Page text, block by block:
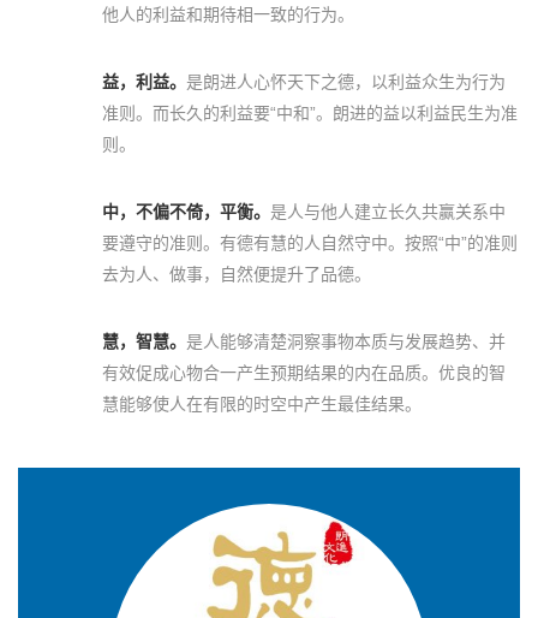
他人的利益和期待相一致的行为。
益，利益。 是朗进人心怀天下之德，以利益众生为行为
准则。而长久的利益要“中和”。朗进的益以利益民生为准
则。
中，不偏不倚，平衡。 是人与他人建立长久共赢关系中
要遵守的准则。有德有慧的人自然守中。按照“中”的准则
去为人、做事，自然便提升了品德。
慧，智慧。 是人能够清楚洞察事物本质与发展趋势、并
有效促成心物合一产生预期结果的内在品质。优良的智
慧能够使人在有限的时空中产生最佳结果。